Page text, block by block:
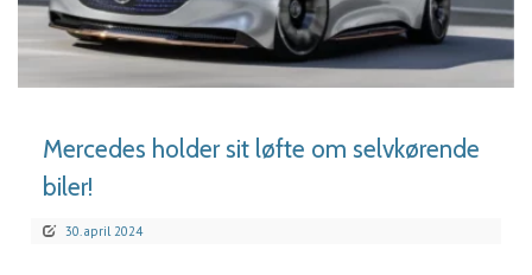
LÆS MERE
Mercedes holder sit løfte om selvkørende
biler!
30. april 2024